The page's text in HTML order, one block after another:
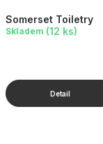
Somerset Toiletry
Skladem (12 ks)